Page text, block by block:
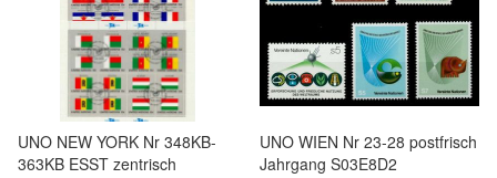
UNO NEW YORK Nr 348KB-
363KB ESST zentrisch
UNO WIEN Nr 23-28 postfrisch
Jahrgang S03E8D2